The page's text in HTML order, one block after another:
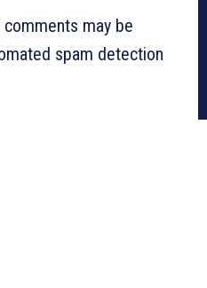
may be
spam detection